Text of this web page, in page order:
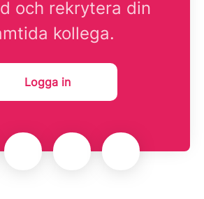
och rekrytera din
kollega.
Logga in